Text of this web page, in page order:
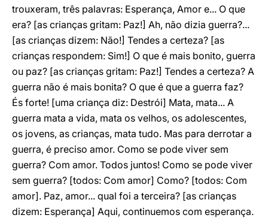
trouxeram, três palavras: Esperança, Amor e... O que
era? [as crianças gritam: Paz!] Ah, não dizia guerra?...
[as crianças dizem: Não!] Tendes a certeza? [as
crianças respondem: Sim!] O que é mais bonito, guerra
ou paz? [as crianças gritam: Paz!] Tendes a certeza? A
guerra não é mais bonita? O que é que a guerra faz?
És forte! [uma criança diz: Destrói] Mata, mata... A
guerra mata a vida, mata os velhos, os adolescentes,
os jovens, as crianças, mata tudo. Mas para derrotar a
guerra, é preciso amor. Como se pode viver sem
guerra? Com amor. Todos juntos! Como se pode viver
sem guerra? [todos: Com amor] Como? [todos: Com
amor]. Paz, amor... qual foi a terceira? [as crianças
dizem: Esperança] Aqui, continuemos com esperança.